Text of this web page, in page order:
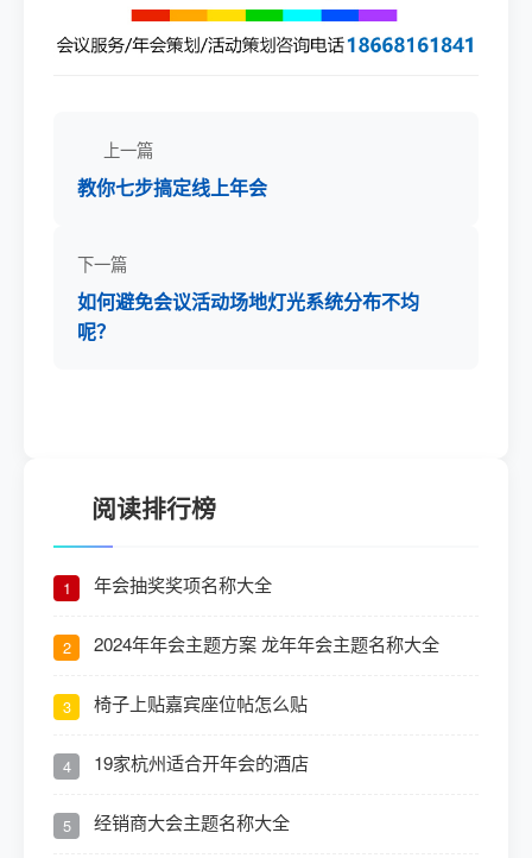
上一篇
教你七步搞定线上年会
下一篇
如何避免会议活动场地灯光系统分布不均
呢？
阅读排行榜
1 年会抽奖奖项名称大全
2 2024年年会主题方案 龙年年会主题名称大全
3 椅子上贴嘉宾座位帖怎么贴
4 19家杭州适合开年会的酒店
5 经销商大会主题名称大全